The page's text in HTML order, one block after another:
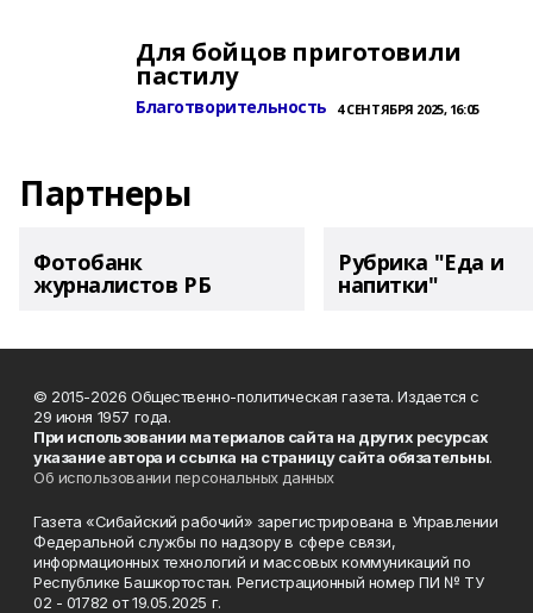
Для бойцов приготовили
пастилу
Благотворительность 4 СЕНТЯБРЯ 2025, 16:05
Партнеры
Фотобанк
журналистов РБ
Рубрика "Еда и
напитки"
© 2015-2026 Общественно-политическая газета. Издается с
29 июня 1957 года.
При использовании материалов сайта на других ресурсах
указание автора и ссылка на страницу сайта обязательны.
Об использовании персональных данных
Газета «Сибайский рабочий» зарегистрирована в Управлении
Федеральной службы по надзору в сфере связи,
информационных технологий и массовых коммуникаций по
Республике Башкортостан. Регистрационный номер ПИ № ТУ
02 - 01782 от 19.05.2025 г.